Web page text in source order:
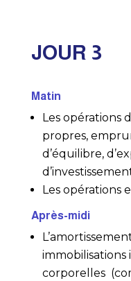
JOUR 3
Matin
Les opérations
propres,
d’équilibre,
Les opérations
Après-midi
corporelles